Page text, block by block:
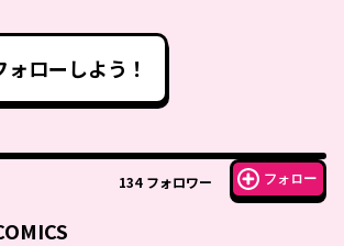
ローしよう！
134 フォロワー フォロー